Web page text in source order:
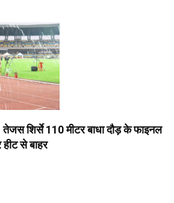
शिर्से 110 मीटर बाधा दौड़ के फाइनल
हीट से बाहर